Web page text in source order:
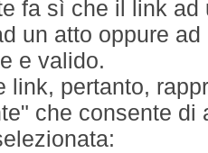
fa sì che il link
un atto oppure
e valido.
link, pertanto,
che consente